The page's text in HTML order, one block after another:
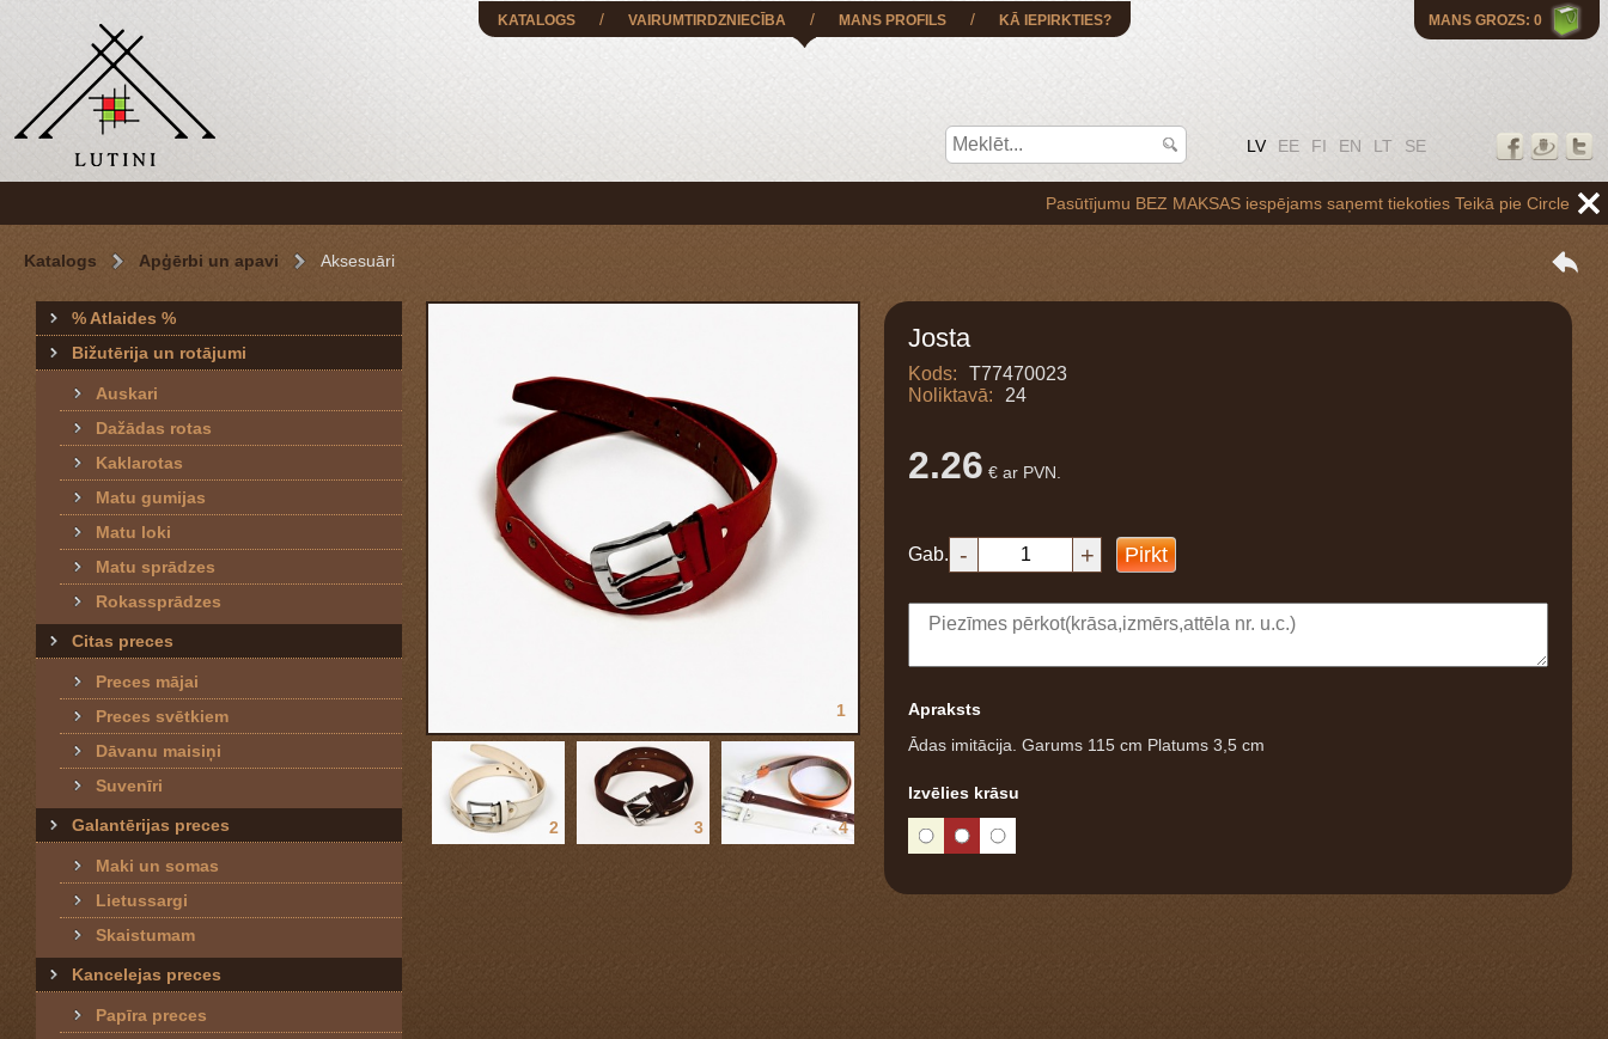
MANS GROZS: 0
LV EE FI EN LT SE
KATALOGS / VAIRUMTIRDZNIECĪBA / MANS PROFILS / KĀ IEPIRKTIES?
Pasūtījumu BEZ MAKSAS iespējams saņemt tiekoties Teikā pie Circle K
Katalogs Apģērbi un apavi Aksesuāri
% Atlaides %
Bižutērija un rotājumi
Auskari
Dažādas rotas
Kaklarotas
Matu gumijas
Matu loki
Matu sprādzes
Rokassprādzes
Citas preces
Preces mājai
Preces svētkiem
Dāvanu maisiņi
Suvenīri
Galantērijas preces
Maki un somas
Lietussargi
Skaistumam
Kancelejas preces
Papīra preces
1
2 3 4
Josta
Kods:
T77470023
Noliktavā:
24
2.26 € ar PVN.
Gab. - + Pirkt
Apraksts
Ādas imitācija. Garums 115 cm Platums 3,5 cm
Izvēlies krāsu